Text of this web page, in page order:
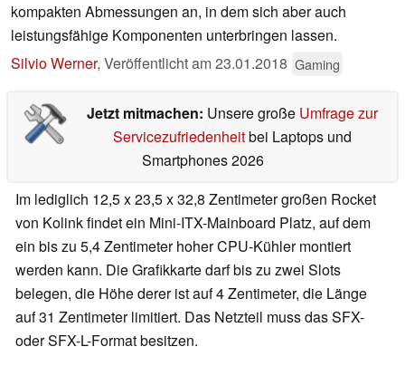
kompakten Abmessungen an, in dem sich aber auch
leistungsfähige Komponenten unterbringen lassen.
Silvio Werner, Veröffentlicht am23.01.2018 Gaming
Jetzt mitmachen: Unsere große Umfrage zur
Servicezufriedenheitbei Laptops und
Smartphones 2026
Im lediglich 12,5 x 23,5 x 32,8 Zentimeter großen Rocket
von Kolink findet ein Mini-ITX-Mainboard Platz, auf dem
ein bis zu 5,4 Zentimeter hoher CPU-Kühler montiert
werden kann. Die Grafikkarte darf bis zu zwei Slots
belegen, die Höhe derer ist auf 4 Zentimeter, die Länge
auf 31 Zentimeter limitiert. Das Netzteil muss das SFX-
oder SFX-L-Format besitzen.